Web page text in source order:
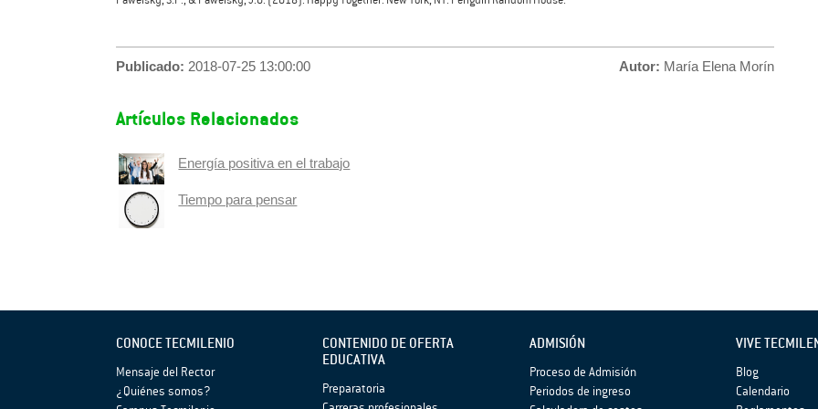
Publicado: 2018-07-25 13:00:00 Autor: María Elena Morín
Artículos Relacionados
Energía positiva en el trabajo
Tiempo para pensar
CONOCE TECMILENIO
Mensaje del Rector
¿Quiénes somos?
CONTENIDO DE OFERTA
EDUCATIVA
Preparatoria
ADMISIÓN
Proceso de Admisión
Periodos de ingreso
VIVE
Blog
Calendario